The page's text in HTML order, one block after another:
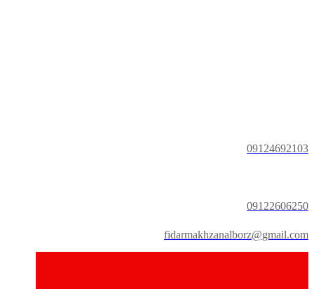
09124692103
09122606250
fidarmakhzanalborz@gmail.com